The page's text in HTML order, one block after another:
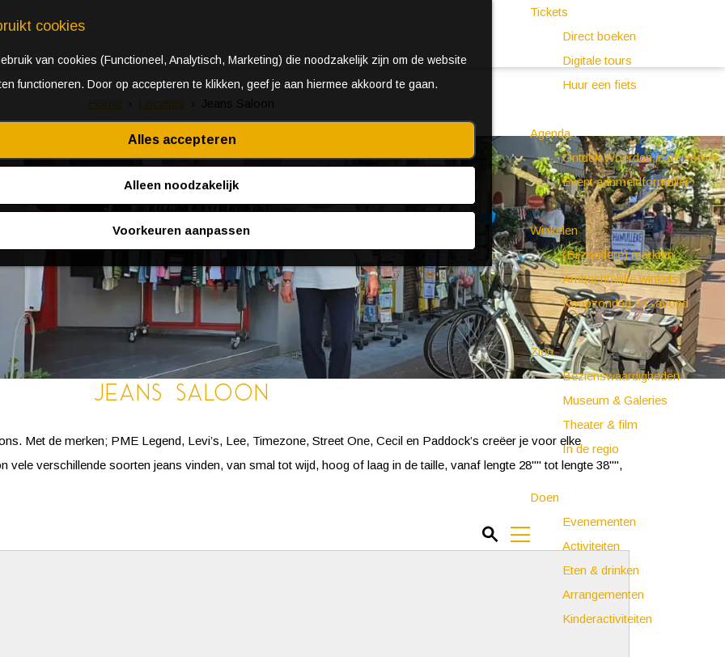
cookies
van cookies (Functioneel, Analytisch, Marketing) die noodzakelijk zijn om de website
functioneren. Door op accepteren te klikken, geef je aan hiermee akkoord te gaan.
Alles accepteren
Alleen noodzakelijk
Voorkeuren aanpassen
Tickets
Direct boeken
Digitale tours
Huur een fiets
Agenda
Ontdek Woerden in de zomer
Event aanmeldformulier
Winkelen
(Bijzondere) markten
Ambachtelijke winkels
Koopzondag en -avond
Zien
Bezienswaardigheden
Museum & Galeries
Theater & film
In de regio
Doen
Evenementen
Activiteiten
Eten & drinken
Arrangementen
Kinderactiviteiten
Home Locaties Jeans Saloon
Jeans Saloon
Met de merken; PME Legend, Levi’s, Lee, Timezone, Street One, Cecil en Paddock’s creëer je voor elke
vele verschillende soorten jeans vinden, van smal tot wijd, hoog of laag in de taille, vanaf lengte 28"" tot lengte 38"",